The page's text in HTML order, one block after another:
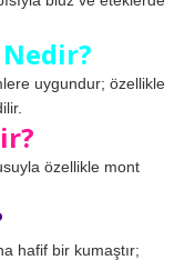
uygundur; özellikle
özellikle mont
hafif bir kumaştır;